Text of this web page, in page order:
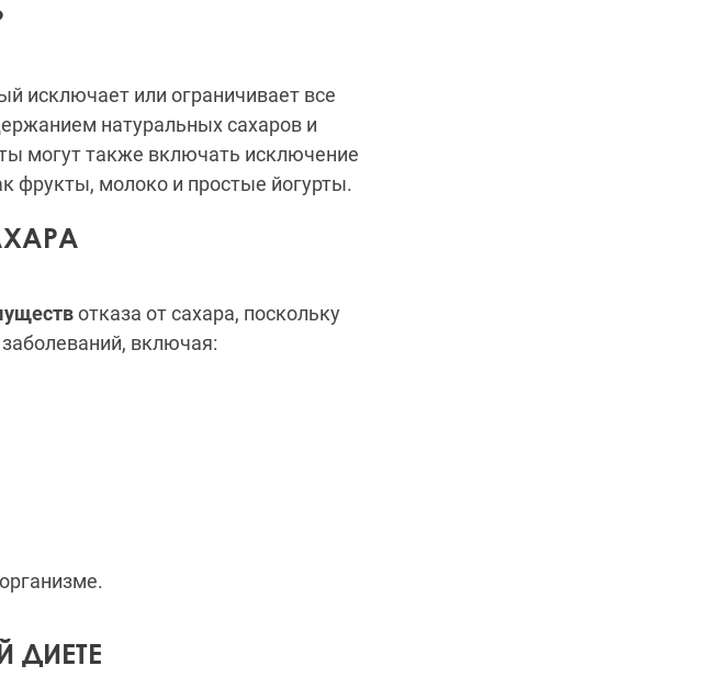
исключает или ограничивает все
натуральных сахаров и
могут также включать исключение
фрукты, молоко и простые йогурты.
отказа от сахара, поскольку
включая:
ДИЕТЕ